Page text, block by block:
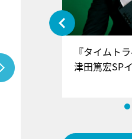
』＝LOV
インタ
『タイムト
津田篤宏